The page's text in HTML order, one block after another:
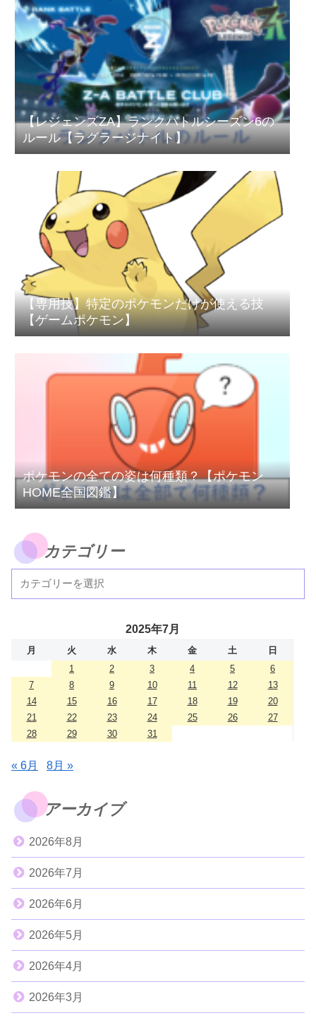
【レジェンズZA】ランクバトルシーズン6の
ルール【ラグラージナイト】
【専用技】特定のポケモンだけが使える技
【ゲームポケモン】
ポケモンの全ての姿は何種類？【ポケモン
HOME全国図鑑】
カテゴリー
2025年7月
月 火 水 木 金 土
日
1
2 3 4 5
6
7
8 9 10 11 12
13
14
15 16 17 18 19
20
21
22 23 24 25 26
27
28
29 30 31
« 6月 8月 »
アーカイブ
2026年8月
2026年7月
2026年6月
2026年5月
2026年4月
2026年3月